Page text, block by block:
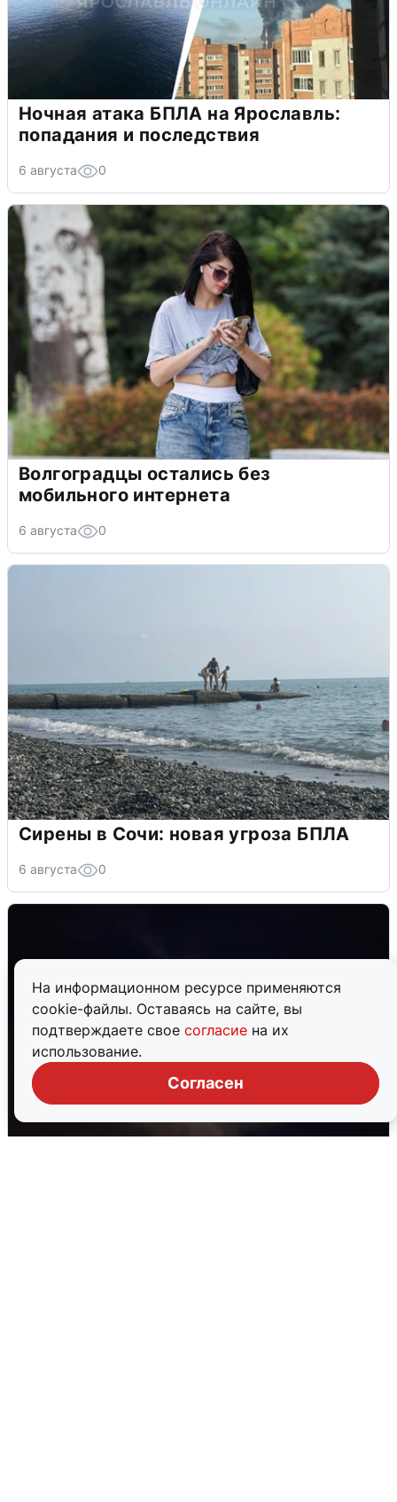
На информационном ресурсе применяются
cookie-файлы. Оставаясь на сайте, вы
подтверждаете свое согласие на их
использование.
Согласен
Ночная атака БПЛА на Ярославль:
попадания и последствия
6 августа 0
Волгоградцы остались без
мобильного интернета
6 августа 0
Сирены в Сочи: новая угроза БПЛА
6 августа 0